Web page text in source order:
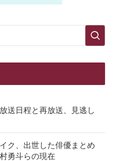
送日程と再放送、見逃し
ク、出世した俳優まとめ
勇斗らの現在